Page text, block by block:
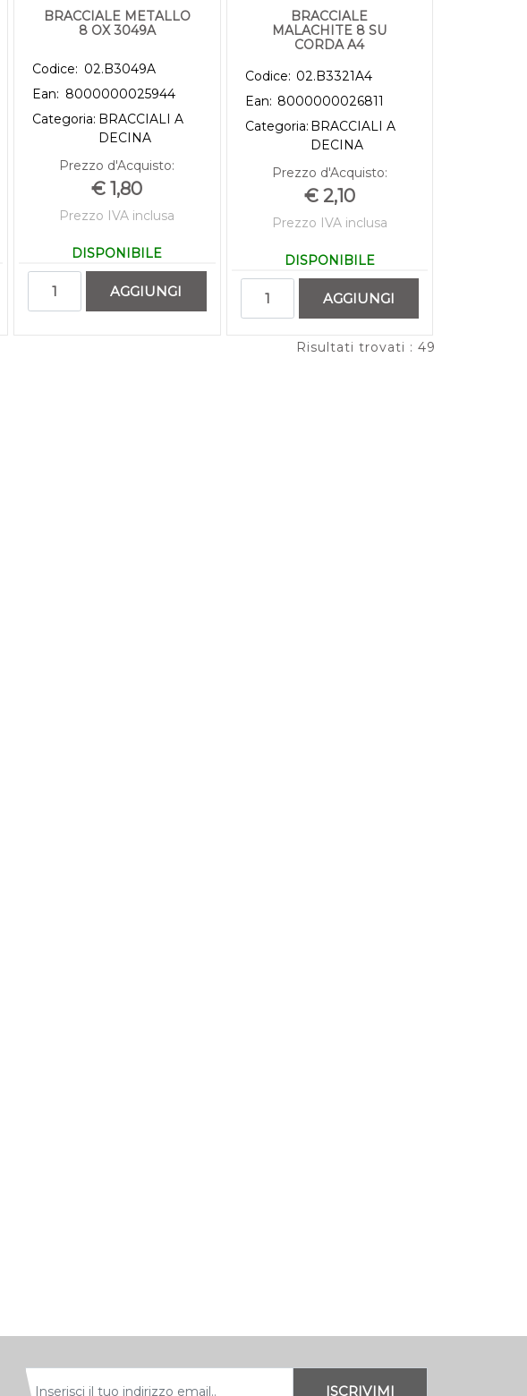
BRACCIALE METALLO
8 OX 3049A
Codice: 02.B3049A
Ean: 8000000025944
Categoria: BRACCIALI A
DECINA
Prezzo d'Acquisto:
€ 1,80
Prezzo IVA inclusa
DISPONIBILE
AGGIUNGI
BRACCIALE
MALACHITE 8 SU
CORDA A4
Codice: 02.B3321A4
Ean: 8000000026811
Categoria: BRACCIALI A
DECINA
Prezzo d'Acquisto:
€ 2,10
Prezzo IVA inclusa
DISPONIBILE
AGGIUNGI
Risultati trovati : 49